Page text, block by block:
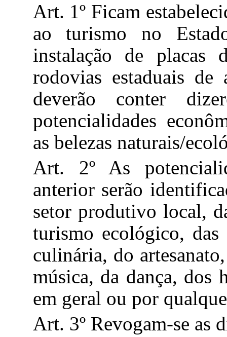
Art. 1º Ficam
ao turismo no
instalação de placas
rodovias estaduais de
deverão conter
potencialidades
as belezas naturais/
Art. 2º As
anterior serão
setor produtivo local,
turismo ecológico,
culinária, do
música, da dança, dos
em geral ou por
Art. 3º Revogam-se as